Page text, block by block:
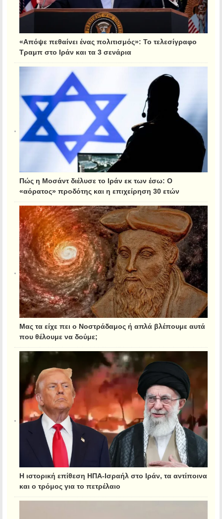
«Απόψε πεθαίνει ένας πολιτισμός»: Το τελεσίγραφο
Τραμπ στο Ιράν και τα 3 σενάρια
Πώς η Μοσάντ διέλυσε το Ιράν εκ των έσω: Ο
«αόρατος» προδότης και η επιχείρηση 30 ετών
Μας τα είχε πει ο Νοστράδαμος ή απλά βλέπουμε αυτά
που θέλουμε να δούμε;
Η ιστορική επίθεση ΗΠΑ-Ισραήλ στο Ιράν, τα αντίποινα
και ο τρόμος για το πετρέλαιο